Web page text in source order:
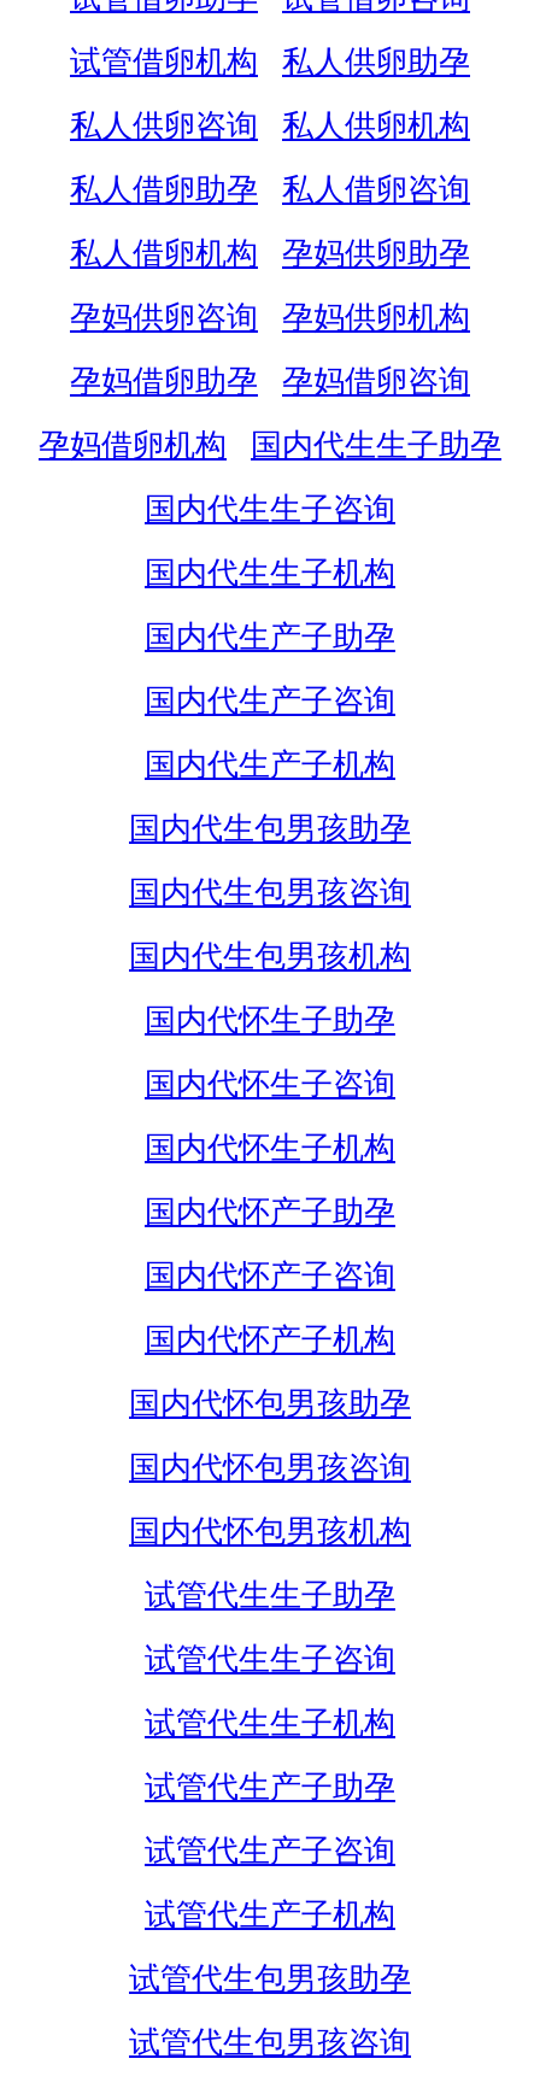
试管借卵机构
私人供卵助孕
私人供卵咨询
私人供卵机构
私人借卵助孕
私人借卵咨询
私人借卵机构
孕妈供卵助孕
孕妈供卵咨询
孕妈供卵机构
孕妈借卵助孕
孕妈借卵咨询
孕妈借卵机构
国内代生生子助孕
国内代生生子咨询
国内代生生子机构
国内代生产子助孕
国内代生产子咨询
国内代生产子机构
国内代生包男孩助孕
国内代生包男孩咨询
国内代生包男孩机构
国内代怀生子助孕
国内代怀生子咨询
国内代怀生子机构
国内代怀产子助孕
国内代怀产子咨询
国内代怀产子机构
国内代怀包男孩助孕
国内代怀包男孩咨询
国内代怀包男孩机构
试管代生生子助孕
试管代生生子咨询
试管代生生子机构
试管代生产子助孕
试管代生产子咨询
试管代生产子机构
试管代生包男孩助孕
试管代生包男孩咨询